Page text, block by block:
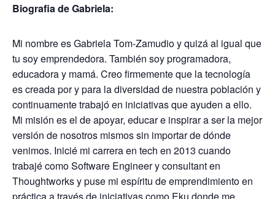
Biografia de Gabriela:
Mi nombre es Gabriela Tom-Zamudio y quizá al igual que
tu soy emprendedora. También soyprogramadora,
educadora y mamá. Creo firmemente que la tecnología
es creada por y para ladiversidad de nuestra población y
continuamente trabajó en iniciativas que ayuden a ello.
Mi misión es el de apoyar, educar e inspirar a ser la mejor
versión de nosotros mismos sin importarde dónde
venimos. Inicié mi carrera en tech en 2013 cuando
trabajé como Software Engineer y consultant en
Thoughtworks y puse mi espíritu de emprendimiento en